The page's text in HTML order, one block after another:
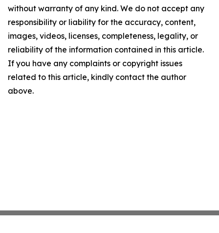
without warranty of any kind. We do not accept any
responsibility or liability for the accuracy, content,
images, videos, licenses, completeness, legality, or
reliability of the information contained in this article.
If you have any complaints or copyright issues
related to this article, kindly contact the author
above.